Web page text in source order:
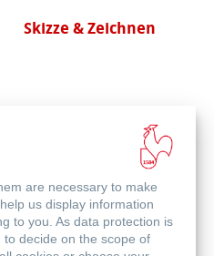
Skizze & Zeichnen
Aquarell
are necessary to make
us display information
to you. As data protection is
decide on the scope of